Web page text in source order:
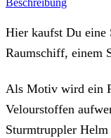
Beschreibung
Hier kaufst Du eine
Raumschiff, einem
Als Motiv wird ein
Velourstoffen
Sturmtruppler